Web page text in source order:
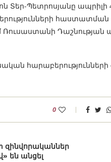
Տեր-Պետրոսյանը ապրիլի
Դաշնության
0
զինվորականներ
են անցել